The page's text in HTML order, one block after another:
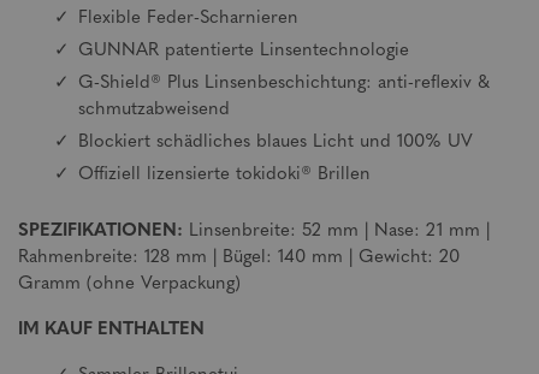
Flexible Feder-Scharnieren
GUNNAR patentierte Linsentechnologie
G-Shield® Plus Linsenbeschichtung: anti-reflexiv &
schmutzabweisend
Blockiert schädliches blaues Licht und 100% UV
Offiziell lizensierte tokidoki® Brillen
SPEZIFIKATIONEN: Linsenbreite: 52 mm | Nase: 21 mm |
Rahmenbreite: 128 mm | Bügel: 140 mm | Gewicht: 20
Gramm (ohne Verpackung)
IM KAUF ENTHALTEN